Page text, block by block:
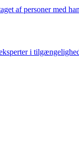
af personer med
i